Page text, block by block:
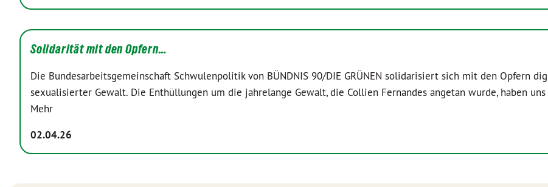
Solidarität mit den Opfern…
Die Bundesarbeitsgemeinschaft Schwulenpolitik von BÜNDNIS 90/DIE GRÜNEN solidarisiert sich mit den Opfern
sexualisierter Gewalt. Die Enthüllungen um die jahrelange Gewalt, die Collien Fernandes angetan wurde, haben
Mehr
02.04.26